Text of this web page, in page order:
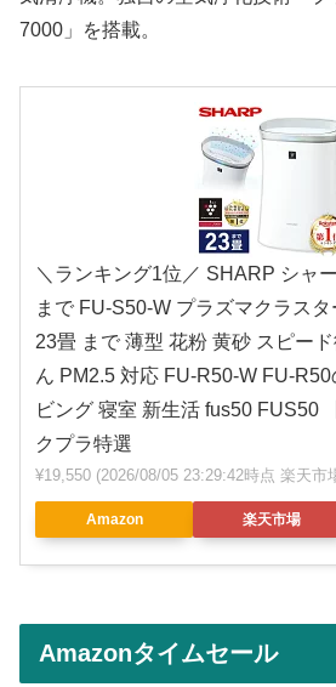
7000」を搭載。
＼ランキング1位／ SHARP シャ
まで FU-S50-W プラズマクラス
23畳 まで 薄型 花粉 黄砂 スピー
ん PM2.5 対応 FU-R50-W FU-R50
ビング 寝室 新生活 fus50 FUS50
クプラ特選
¥19,550 (2026/08/05 23:29:42時点 楽天市
Amazon 楽天市場
Amazonタイムセール